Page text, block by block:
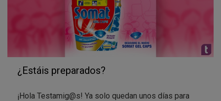
¿Estáis preparados?
¡Hola Testamig@s! Ya solo quedan unos días para